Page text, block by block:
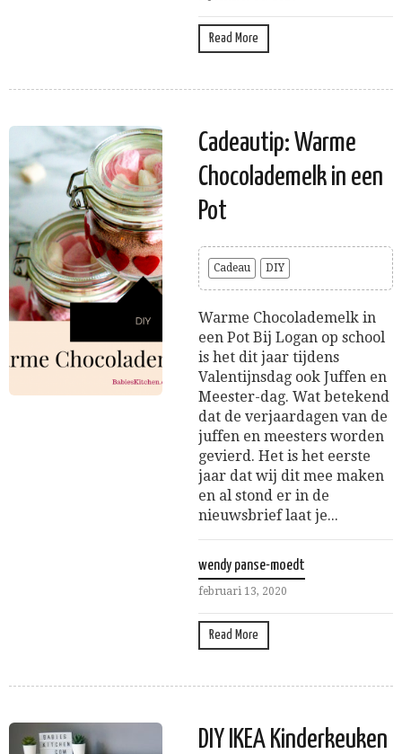
Read More
Cadeautip: Warme
Chocolademelk in een
Pot
Cadeau DIY
Warme Chocolademelk in
een Pot Bij Logan op school
is het dit jaar tijdens
Valentijnsdag ook Juffen en
Meester-dag. Wat betekend
dat de verjaardagen van de
juffen en meesters worden
gevierd. Het is het eerste
jaar dat wij dit mee maken
en al stond er in de
nieuwsbrief laat je...
wendy panse-moedt
februari 13, 2020
Read More
DIY IKEA Kinderkeuken